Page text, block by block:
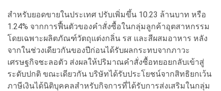
สำหรับยอดขายในประเทศ ปรับเพิ่มขึ้น 10.23 ล้านบาท หรือ
1.24% จากการฟื้นตัวของคำสั่งซื้อในกลุ่มลูกค้าอุตสาหกรรม
โดยเฉพาะผลิตภัณฑ์วัตถุแต่งกลิ่น รส และสีผสมอาหาร หลัง
จากในช่วงเดียวกันของปีก่อนได้รับผลกระทบจากภาวะ
เศรษฐกิจชะลอตัว ส่งผลให้ปริมาณคำสั่งซื้อทยอยกลับเข้าสู่
ระดับปกติ ขณะเดียวกัน บริษัทได้รับประโยชน์จากสิทธิยกเว้น
ภาษีเงินได้นิติบุคคลสำหรับกิจการที่ได้รับการส่งเสริมในกลุ่ม